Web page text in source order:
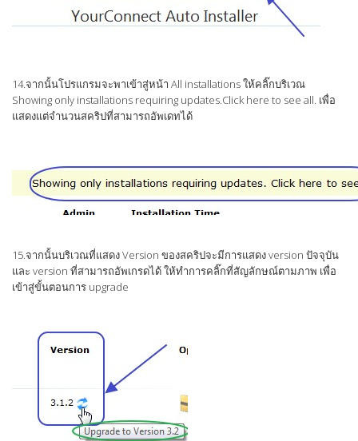
14.จากนั้นโปรแกรมจะพาเข้าสู่หน้า All installations ให้คลิ๊กบริเวณ
Showing only installations requiring updates.Click here to see all. เพื่อ
แสดงแต่จำนวนสคริปที่สามารถอัพเดทได้
15.จากนั้นบริเวณที่แสดง Version ของสคริปจะมีการแสดง version ปัจจุบัน
และ version ที่สามารถอัพเกรดได้ ให้ทำการคลิ๊กที่สัญลักษณ์ตามภาพ เพื่อ
เข้าสู่ขั้นตอนการ upgrade